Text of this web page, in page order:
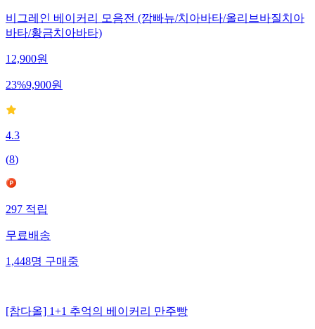
비그레인 베이커리 모음전 (깜빠뉴/치아바타/올리브바질치아
바타/황금치아바타)
12,900원
23%9,900원
4.3
(8)
297 적립
무료배송
1,448명 구매중
[참다올] 1+1 추억의 베이커리 만주빵